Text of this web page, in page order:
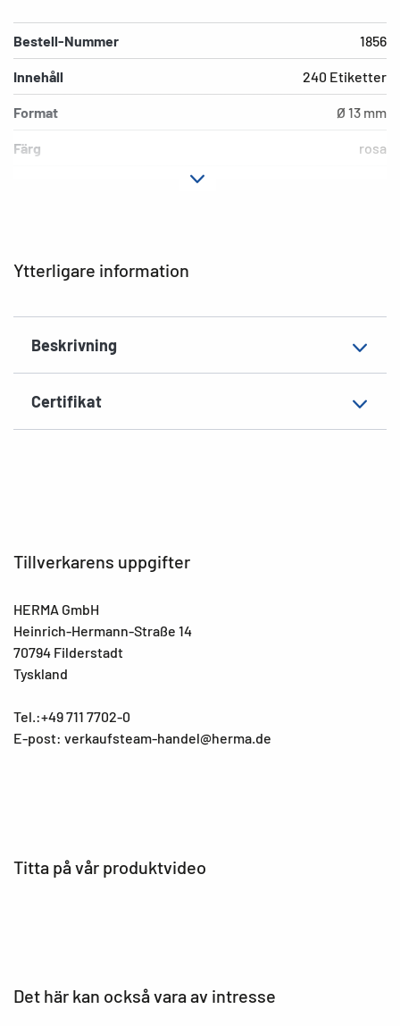
Ytterligare information
Beskrivning
Certifikat
Bestell-Nummer 1856
Innehåll 240 Etiketter
Format Ø 13 mm
Färg rosa
Tillverkarens uppgifter
HERMA GmbH
Heinrich-Hermann-Straße 14
70794 Filderstadt
Tyskland
Tel.:+49 711 7702-0
E-post: verkaufsteam-handel@herma.de
Titta på vår produktvideo
Det här kan också vara av intresse